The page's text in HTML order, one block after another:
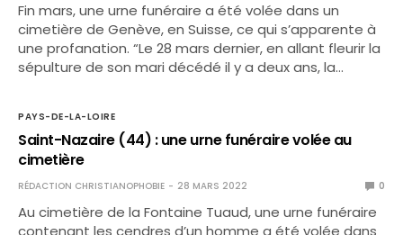
Fin mars, une urne funéraire a été volée dans un
cimetière de Genève, en Suisse, ce qui s’apparente à
une profanation. “Le 28 mars dernier, en allant fleurir la
sépulture de son mari décédé il y a deux ans, la…
PAYS-DE-LA-LOIRE
Saint-Nazaire (44) : une urne funéraire volée au
cimetière
RÉDACTION CHRISTIANOPHOBIE 28 MARS 2022 0
Au cimetière de la Fontaine Tuaud, une urne funéraire
contenant les cendres d’un homme a été volée dans